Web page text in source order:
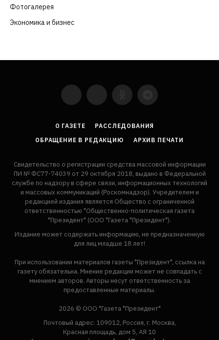
Фотогалерея
Экономика и бизнес
YouTubeVKontakte
LinkedInFlickr
О ГАЗЕТЕ
РАССЛЕДОВАНИЯ
ОБРАЩЕНИЕ В РЕДАКЦИЮ
АРХИВ ПЕЧАТИ
Свидетельство о регистрации средства массовой информации
ПИ № ФС77-74039 от 29 октября 2018, выдано в Федеральной
службе по надзору в сфере связи, информационных технологий
и массовых коммуникаций (Роскомнадзор). Учредителем и
редакцией издания является Общество с ограниченной
ответственностью "Общественно-политическая газета
"Президент" (ООО "Газета "Президент").
Издание может содержать информацию, не предназначенную
для лиц младше 18 лет!
При использовании материалов газеты "Президент", ссылка на
газету обязательна. Мнение редакции может не совпадать с
мнением авторов. Авторы несут ответственность за
предоставленные материалы.
2026 © ООО "Газета "Президент"
Почтовый адрес: 109012, Россия, г. Москва,
Красная площадь, дом 5, АЯ 10